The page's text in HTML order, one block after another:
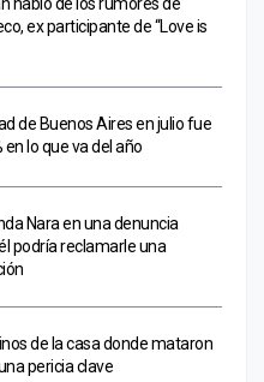
ex participante de “Love is
de Buenos Aires en julio fue
en lo que va del año
Nara en una denuncia
podría reclamarle una
de la casa donde mataron
pericia clave